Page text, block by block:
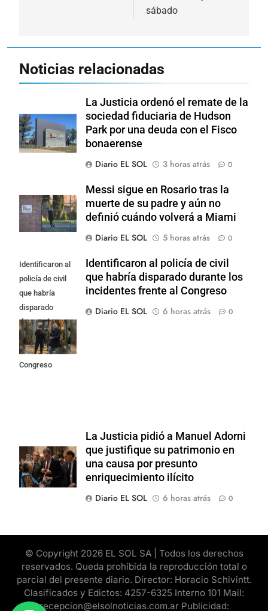
sábado
Noticias relacionadas
La Justicia ordenó el remate de la
sociedad fiduciaria de Hudson
Park por una deuda con el Fisco
bonaerense
Diario EL SOL
3 horas atrás 0
Messi sigue en Rosario tras la
muerte de su padre y aún no
definió cuándo volverá a Miami
Diario EL SOL
5 horas atrás 0
Identificaron al
policía de civil
que habría
disparado
durante los
incidentes
frente al
Congreso
Identificaron al policía de civil
que habría disparado durante los
incidentes frente al Congreso
Diario EL SOL
6 horas atrás 0
La Justicia pidió a Manuel Adorni
que justifique su patrimonio en
una causa por presunto
enriquecimiento ilícito
Diario EL SOL
6 horas atrás 0
© Copyright 2026 EL SOL SA | Todos los derechos
reservados. Queda prohibida la reproducción total o
parcial del presente diario. Director: Horacio Schivintt.
Clasificados y Edictos: 4257-6325 Interno 101 Mail:
recepcion@elsolnoticias.com.ar Publicidad: